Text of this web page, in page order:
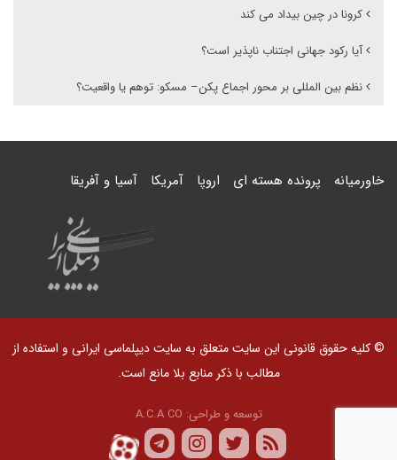
کرونا در چین بیداد می کند
آیا رکود جهانی اجتناب ناپذیر است؟
نظم بین المللی بر محور اجماع پکن– مسکو: توهم یا واقعیت؟
خاورمیانه پرونده هسته ای اروپا آمریکا آسیا و آفریقا
© کلیه حقوق قانونی این سایت متعلق به سایت دیپلماسی ایرانی و استفاده از
مطالب با ذکر منابع بلا مانع است.
توسعه و طراحی: A.C.A CO